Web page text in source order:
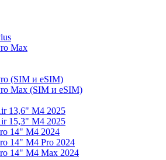
Max
(SIM и eSIM)
Max (SIM и eSIM)
13,6" M4 2025
15,3" M4 2025
14" M4 2024
14" M4 Pro 2024
14" M4 Max 2024